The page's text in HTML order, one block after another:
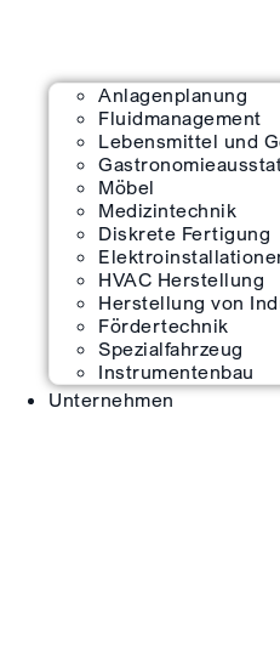
Anlagenplanung
Fluidmanagement
Lebensmittel und
Möbel
Medizintechnik
Diskrete Fertigung
HVAC Herstellung
Herstellung von
Fördertechnik
Spezialfahrzeug
Instrumentenbau
Unternehmen